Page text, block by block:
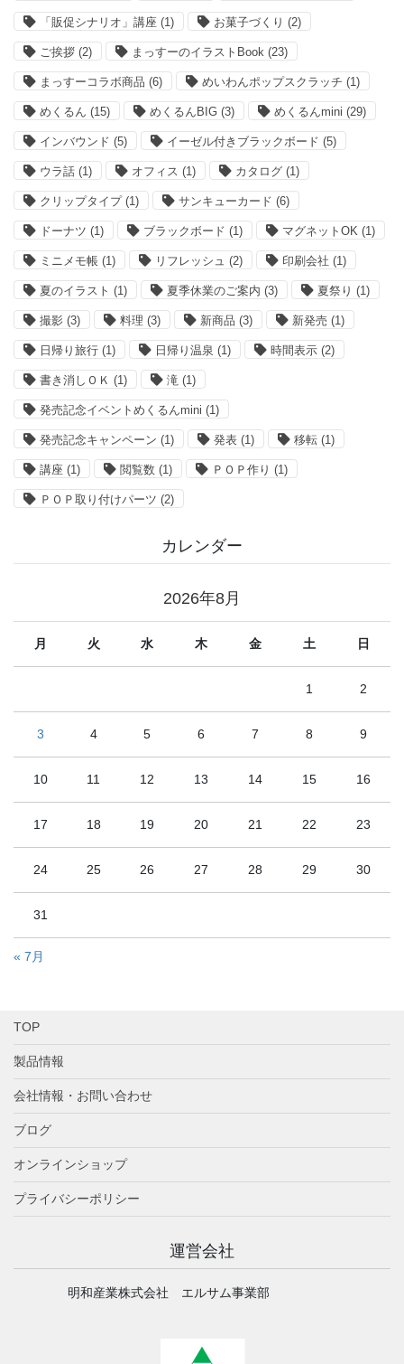
「販促シナリオ」講座 (1) お菓子づくり (2)
ご挨拶 (2) まっすーのイラストBook (23)
まっすーコラボ商品 (6) めいわんポップスクラッチ (1)
めくるん (15) めくるんBIG (3) めくるんmini (29)
インバウンド (5) イーゼル付きブラックボード (5)
ウラ話 (1) オフィス (1) カタログ (1)
クリップタイプ(1) サンキューカード (6)
ドーナツ (1) ブラックボード (1) マグネットOK (1)
ミニメモ帳 (1) リフレッシュ (2) 印刷会社 (1)
夏のイラスト (1) 夏季休業のご案内 (3) 夏祭り (1)
撮影 (3) 料理 (3) 新商品 (3) 新発売 (1)
日帰り旅行 (1) 日帰り温泉 (1) 時間表示 (2)
書き消しＯＫ (1) 滝 (1)
発売記念イベントめくるんmini (1)
発売記念キャンペーン (1) 発表 (1) 移転 (1)
講座 (1) 閲覧数 (1) ＰＯＰ作り (1)
ＰＯＰ取り付けパーツ (2)
カレンダー
2026年8月
月 火 水 木 金 土 日
1 2
3 4 5 6 7 8 9
10 11 12 13 14 15 16
17 18 19 20 21 22 23
24 25 26 27 28 29 30
31
« 7月
TOP
製品情報
会社情報・お問い合わせ
ブログ
オンラインショップ
プライバシーポリシー
運営会社
明和産業株式会社 エルサム事業部